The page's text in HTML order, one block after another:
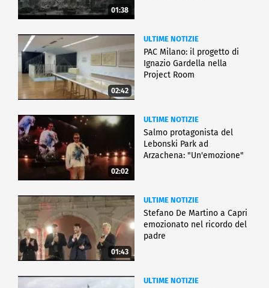
01:38
02:42
ULTIME NOTIZIE
PAC Milano: il progetto di
Ignazio Gardella nella
Project Room
02:02
ULTIME NOTIZIE
Salmo protagonista del
Lebonski Park ad
Arzachena: "Un'emozione"
01:43
ULTIME NOTIZIE
Stefano De Martino a Capri
emozionato nel ricordo del
padre
ULTIME NOTIZIE